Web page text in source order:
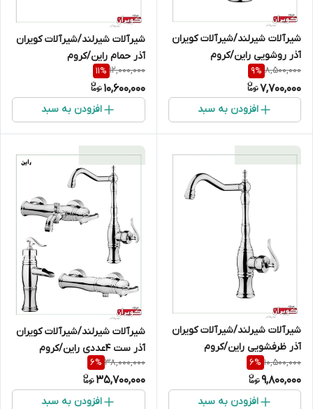
شیرآلات شیرلند/شیرآلات کویران
آذر روشویی راین/کروم
8,500,000
9%
7,700,000
افزودن به سبد
شیرآلات شیرلند/شیرآلات کویران
آذر حمام راین/کروم
12,000,000
11%
10,600,000
افزودن به سبد
شیرآلات شیرلند/شیرآلات کویران
آذر ظرفشویی راین/کروم
10,500,000
6%
9,800,000
افزودن به سبد
شیرآلات شیرلند/شیرآلات کویران
آذر ست 4عددی راین/کروم
38,000,000
6%
35,700,000
افزودن به سبد